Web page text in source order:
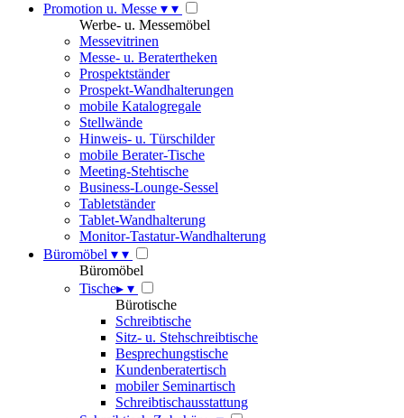
Promotion u. Messe ▾ ▾
Werbe- u. Messemöbel
Messevitrinen
Messe- u. Beratertheken
Prospektständer
Prospekt-Wandhalterungen
mobile Katalogregale
Stellwände
Hinweis- u. Türschilder
mobile Berater-Tische
Meeting-Stehtische
Business-Lounge-Sessel
Tabletständer
Tablet-Wandhalterung
Monitor-Tastatur-Wandhalterung
Büromöbel ▾ ▾
Büromöbel
Tische▸ ▾
Bürotische
Schreibtische
Sitz- u. Stehschreibtische
Besprechungstische
Kundenberatertisch
mobiler Seminartisch
Schreibtischausstattung